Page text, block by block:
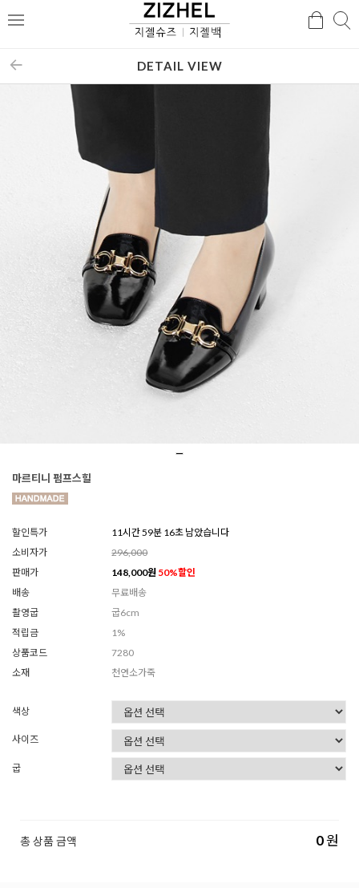
메
검
DETAIL VIEW
마르티니 펌프스힐
할인특가
11시간 59분 14초 남았습니다
소비자가
296,000
판매가
148,000원 50%할인
배송
무료배송
촬영굽
굽6cm
적립금
1%
상품코드
7280
소재
천연소가죽
색상
사이즈
굽
총 상품 금액 0원